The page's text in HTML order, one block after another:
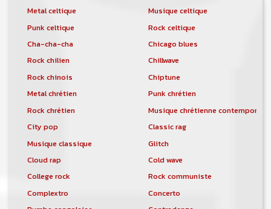
Metal celtique
Musique celtique
Punk celtique
Rock celtique
Cha-cha-cha
Chicago blues
Rock chilien
Chillwave
Rock chinois
Chiptune
Metal chrétien
Punk chrétien
Rock chrétien
Musique chrétienne
City pop
Classic rag
Musique classique
Glitch
Cloud rap
Cold wave
College rock
Rock communiste
Complextro
Concerto